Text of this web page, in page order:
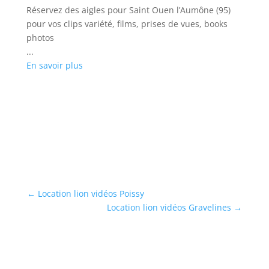
Réservez des aigles pour Saint Ouen l’Aumône (95)
pour vos clips variété, films, prises de vues, books
photos
...
En savoir plus
← Location lion vidéos Poissy
Location lion vidéos Gravelines →